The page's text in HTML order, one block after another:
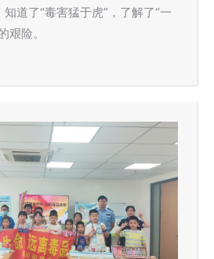
道了“毒害猛于虎”，了解了“一
艰险。